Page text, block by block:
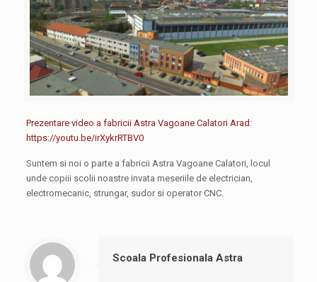
Prezentare video a fabricii Astra Vagoane Calatori Arad:
https://youtu.be/irXykrRTBV0
Suntem si noi o parte a fabricii Astra Vagoane Calatori, locul
unde copiii scolii noastre invata meseriile de electrician,
electromecanic, strungar, sudor si operator CNC.
Scoala Profesionala Astra